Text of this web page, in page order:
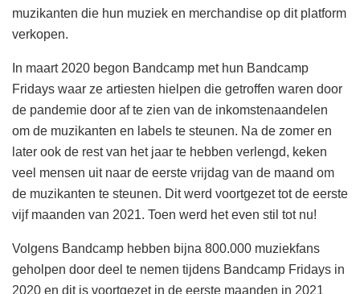
muzikanten die hun muziek en merchandise op dit platform
verkopen.
In maart 2020 begon Bandcamp met hun Bandcamp
Fridays waar ze artiesten hielpen die getroffen waren door
de pandemie door af te zien van de inkomstenaandelen
om de muzikanten en labels te steunen. Na de zomer en
later ook de rest van het jaar te hebben verlengd, keken
veel mensen uit naar de eerste vrijdag van de maand om
de muzikanten te steunen. Dit werd voortgezet tot de eerste
vijf maanden van 2021. Toen werd het even stil tot nu!
Volgens Bandcamp hebben bijna 800.000 muziekfans
geholpen door deel te nemen tijdens Bandcamp Fridays in
2020 en dit is voortgezet in de eerste maanden in 2021